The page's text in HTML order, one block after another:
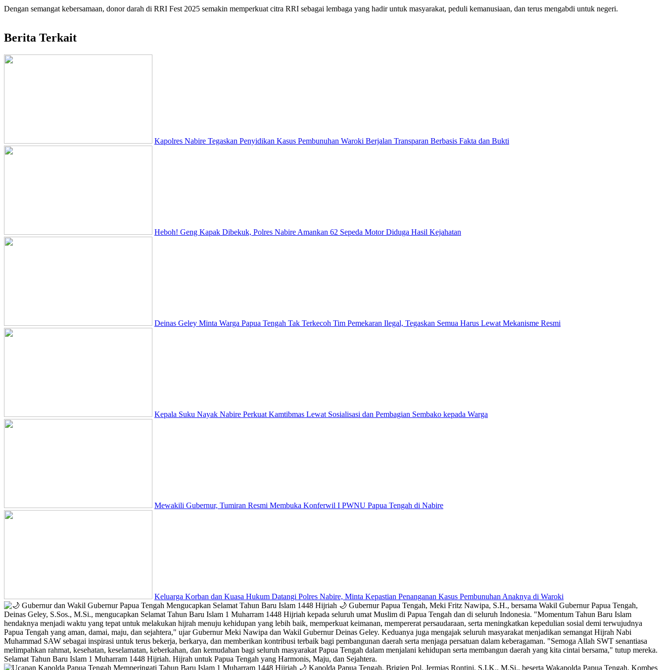
Dengan semangat kebersamaan, donor darah di RRI Fest 2025 semakin memperkuat citra RRI sebagai lembaga yang hadir untuk masyarakat, peduli kemanusiaan, dan terus mengabdi untuk negeri.
Berita Terkait
Kapolres Nabire Tegaskan Penyidikan Kasus Pembunuhan Waroki Berjalan Transparan Berbasis Fakta dan Bukti
Heboh! Geng Kapak Dibekuk, Polres Nabire Amankan 62 Sepeda Motor Diduga Hasil Kejahatan
Deinas Geley Minta Warga Papua Tengah Tak Terkecoh Tim Pemekaran Ilegal, Tegaskan Semua Harus Lewat Mekanisme Resmi
Kepala Suku Nayak Nabire Perkuat Kamtibmas Lewat Sosialisasi dan Pembagian Sembako kepada Warga
Mewakili Gubernur, Tumiran Resmi Membuka Konferwil I PWNU Papua Tengah di Nabire
Keluarga Korban dan Kuasa Hukum Datangi Polres Nabire, Minta Kepastian Penanganan Kasus Pembunuhan Anaknya di Waroki